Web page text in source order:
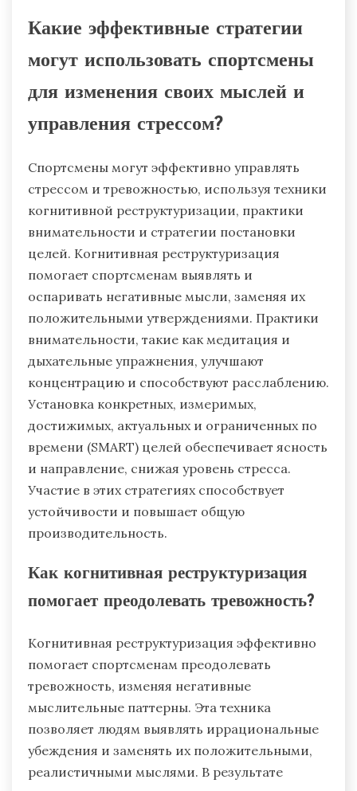
Какие эффективные стратегии
могут использовать спортсмены
для изменения своих мыслей и
управления стрессом?
Спортсмены могут эффективно управлять
стрессом и тревожностью, используя техники
когнитивной реструктуризации, практики
внимательности и стратегии постановки
целей. Когнитивная реструктуризация
помогает спортсменам выявлять и
оспаривать негативные мысли, заменяя их
положительными утверждениями. Практики
внимательности, такие как медитация и
дыхательные упражнения, улучшают
концентрацию и способствуют расслаблению.
Установка конкретных, измеримых,
достижимых, актуальных и ограниченных по
времени (SMART) целей обеспечивает ясность
и направление, снижая уровень стресса.
Участие в этих стратегиях способствует
устойчивости и повышает общую
производительность.
Как когнитивная реструктуризация
помогает преодолевать тревожность?
Когнитивная реструктуризация эффективно
помогает спортсменам преодолевать
тревожность, изменяя негативные
мыслительные паттерны. Эта техника
позволяет людям выявлять иррациональные
убеждения и заменять их положительными,
реалистичными мыслями. В результате